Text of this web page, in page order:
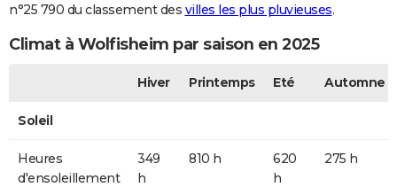
n°25 790 du classement des villes les plus pluvieuses.
Climat à Wolfisheim par saison en 2025
Hiver Printemps Eté Automne
Soleil
Heures
d'ensoleillement
349
h
810 h
620
h
275 h